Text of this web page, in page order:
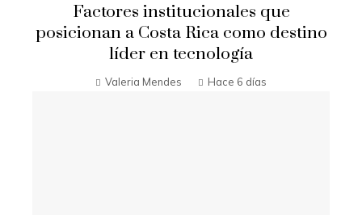
Factores institucionales que
posicionan a Costa Rica como destino
líder en tecnología
Valeria Mendes Hace 6 días